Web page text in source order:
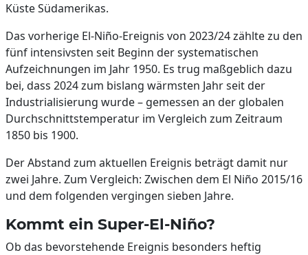
Küste Südamerikas.
Das vorherige El-Niño-Ereignis von 2023/24 zählte zu den
fünf intensivsten seit Beginn der systematischen
Aufzeichnungen im Jahr 1950. Es trug maßgeblich dazu
bei, dass 2024 zum bislang wärmsten Jahr seit der
Industrialisierung wurde – gemessen an der globalen
Durchschnittstemperatur im Vergleich zum Zeitraum
1850 bis 1900.
Der Abstand zum aktuellen Ereignis beträgt damit nur
zwei Jahre. Zum Vergleich: Zwischen dem El Niño 2015/16
und dem folgenden vergingen sieben Jahre.
Kommt ein Super-El-Niño?
Ob das bevorstehende Ereignis besonders heftig